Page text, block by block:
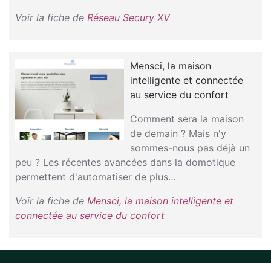
Voir la fiche de Réseau Secury XV
Mensci, la maison
intelligente et connectée
au service du confort
Comment sera la maison
de demain ? Mais n'y
sommes-nous pas déjà un
peu ? Les récentes avancées dans la domotique
permettent d'automatiser de plus…
Voir la fiche de Mensci, la maison intelligente et
connectée au service du confort